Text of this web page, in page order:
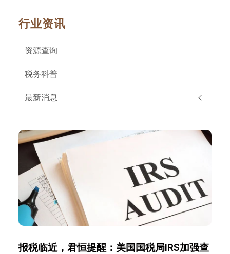
行业资讯
资源查询
税务科普
最新消息
报税临近，君恒提醒：美国国税局IRS加强查